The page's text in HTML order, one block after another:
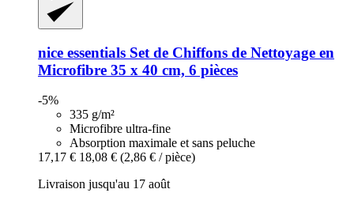
nice essentials Set de Chiffons de Nettoyage en
Microfibre 35 x 40 cm, 6 pièces
-5%
335 g/m²
Microfibre ultra-fine
Absorption maximale et sans peluche
17,17 € 18,08 € (2,86 € / pièce)
Livraison jusqu'au 17 août